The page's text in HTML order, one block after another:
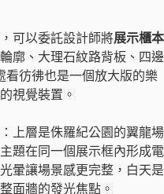
可以委託設計師將展示櫃本
廓、大理石紋路背板、四邊
看彷彿也是一個放大版的樂
視覺裝置。
上層是侏羅紀公園的翼龍場
題在同一個展示框內形成電
暈讓場景感更完整，白天是
面牆的發光焦點。